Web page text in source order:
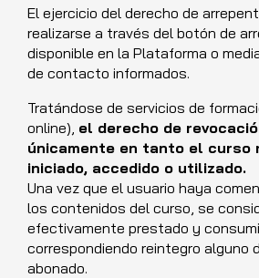
El ejercicio del derecho de
realizarse a través del botón de
disponible en la Plataforma o
de contacto informados.
Tratándose de servicios de
online), el derecho de
únicamente en tanto el curso
iniciado, accedido o utilizado.
Una vez que el usuario haya
los contenidos del curso, se
efectivamente prestado y
correspondiendo reintegro alguno
abonado.